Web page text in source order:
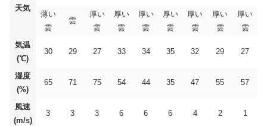
天気
薄い
雲
雲
厚い
雲
厚い
雲
厚い
雲
厚い
雲
厚い
雲
厚い
雲
厚い
雲
気温
(℃)
30 29 27 33 34 35 32 29 27
湿度
(%)
65 71 75 54 44 35 47 55 57
風速
(m/s)
3 3 3 6 6 6 4 2 1